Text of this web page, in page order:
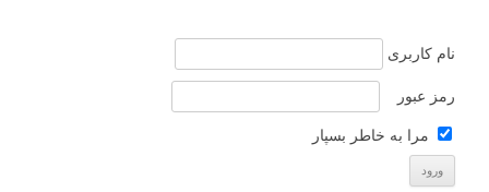
نام کاربری
رمز عبور
مرا به خاطر بسپار